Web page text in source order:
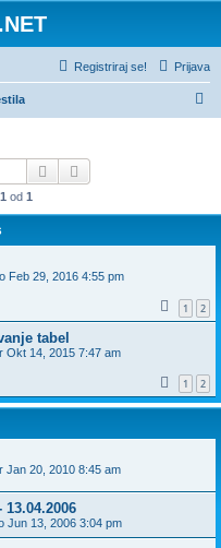
Prijava
Registriraj se!
Iskanje
1 od 1
Feb 29, 2016 4:55 pm
1 2
tabel
Okt 14, 2015 7:47 am
1 2
Jan 20, 2010 8:45 am
13.04.2006
Jun 13, 2006 3:04 pm